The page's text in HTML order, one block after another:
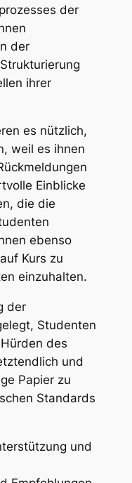
der
der
ihrer
es nützlich,
weil es ihnen
Einblicke
die die
ebenso
Kurs zu
einzuhalten.
der
Studenten
des
und
Papier zu
Standards
und